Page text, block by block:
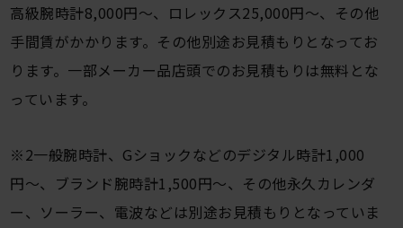
高級腕時計8,000円〜、ロレックス25,000円〜、その他
手間賃がかかります。その他別途お見積もりとなってお
ります。一部メーカー品店頭でのお見積もりは無料とな
っています。
※2一般腕時計、Gショックなどのデジタル時計1,000
円〜、ブランド腕時計1,500円〜、その他永久カレンダ
ー、ソーラー、電波などは別途お見積もりとなっていま